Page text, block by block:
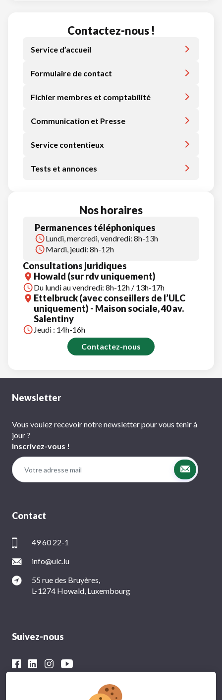
Contactez-nous !
Service d’accueil
Formulaire de contact
Fichier membres et comptabilité
Communication et Presse
Service contentieux
Tests et annonces
Nos horaires
Permanences téléphoniques
Lundi, mercredi, vendredi: 8h-13h
Mardi, jeudi: 8h-12h
Consultations juridiques
Howald (sur rdv uniquement)
Du lundi au vendredi: 8h-12h / 13h-17h
Ettelbruck (avec conseillers de l’ULC
uniquement) - Maison sociale, 40 av.
Salentiny
Jeudi : 14h-16h
Contactez-nous
Newsletter
Vous voulez recevoir notre newsletter pour vous tenir à
jour ?
Inscrivez-vous !
Contact
49 60 22-1
info@ulc.lu
55 rue des Bruyères,
L-1274 Howald, Luxembourg
Suivez-nous
Avec le soutien financier du